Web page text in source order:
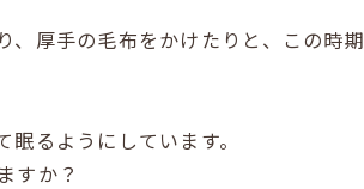
、厚手の毛布をかけたりと、この時期
るようにしています。
すか？